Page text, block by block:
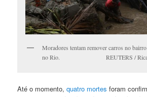
Moradores tentam remover carros no
no Rio. REUTERS /
Até o momento,quatro mortes foram